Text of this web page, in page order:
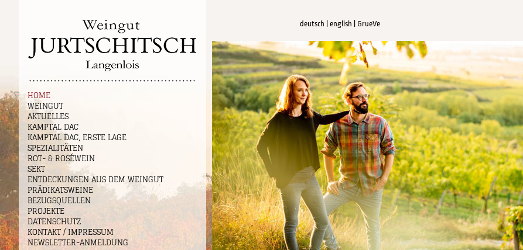
HOME
WEINGUT
AKTUELLES
KAMPTAL DAC
KAMPTAL DAC, ERSTE LAGE
SPEZIALITÄTEN
ROT- & ROSÉWEIN
SEKT
ENTDECKUNGEN AUS DEM WEINGUT
PRÄDIKATSWEINE
BEZUGSQUELLEN
PROJEKTE
DATENSCHUTZ
KONTAKT / IMPRESSUM
NEWSLETTER-ANMELDUNG
deutsch english GrueVe